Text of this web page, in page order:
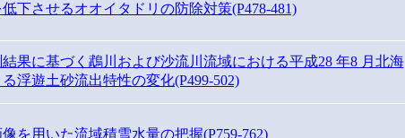
下させるオオイタドリの防除対策(P478-481)
果に基づく鵡川および沙流川流域における平成28 年8 月北海
浮遊土砂流出特性の変化(P499-502)
を用いた流域積雪水量の把握(P759-762)